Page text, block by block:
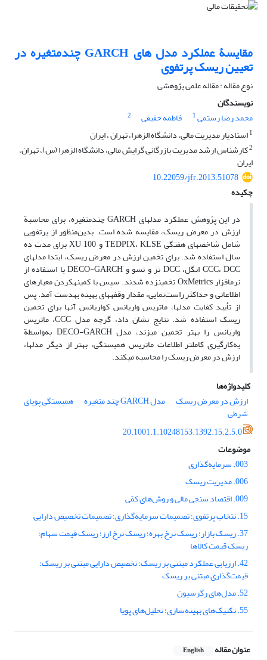
مقایسۀ عملکرد مدل های GARCH چندمتغیره در
تعیین ریسک پرتفوی
نوع مقاله : مقاله علمی پژوهشی
نویسندگان
محمد رضا رستمی1 فاطمه حقیقی
2
1استادیار مدیریت مالی، دانشگاه الزهرا، تهران ، ایران
2کارشناس ارشد مدیریت بازرگانی گرایش مالی، دانشگاه الزهرا (س)، تهران،
ایران
10.22059/jfr.2013.51078
چکیده
در این پژوهش عملکرد مدل­های GARCH چندمتغیره، برای محاسبة
ارزش­ در معرض ­ریسک، مقایسه شده است. بدین‌منظور از پرتفویی
شامل شاخص­های هفتگی TEDPIX، KLSE و 100 XU برای مدت ده
سال استفاده شد. برای تخمین ارزش ­در­ معرض ریسک، ابتدا مدل­های
CCC، DCC انگل، DCC تز و تسو و DECO-GARCH با استفاده از
نرم‎افزار OxMetrics تخمین‎زده شدند. سپس با کمینه‎کردن معیارهای
اطلاعاتی و حداکثر راست‌نمایی، مقدار وقفه­های بهینه به‎دست آمد. پس
از تأیید کفایت مدل­ها، ماتریس واریانس کواریانس آنها برای تخمین
ریسک استفاده شد. نتایج نشان داد، گرچه مدل CCC، ماتریس
واریانس را بهتر تخمین می­زند، مدل DECO-GARCH به‌واسطة
به‌کارگیری کامل­تر اطلاعات ماتریس همبستگی، بهتر از دیگر مدل­ها،
ارزش در معرض ریسک را محاسبه می­کند.
کلیدواژه‌ها
ارزش در معرض ریسک
مدل GARCH چند متغیره همبستگی پویای
شرطی
20.1001.1.10248153.1392.15.2.5.0
موضوعات
003. سرمایه‌گذاری
006. مدیریت ریسک
009. اقتصاد سنجی مالی و روش‌های کمّی
15. نتخاب پرتفوی؛ تصمیمات سرمایه‌گذاری؛ تصمیمات تخصیص دارایی
37. ریسک بازار؛ ریسک نرخ بهره؛ ریسک نرخ ارز؛ ریسک قیمت سهام؛
ریسک قیمت کالاها
42. ارزیابی عملکرد مبتنی بر ریسک؛ تخصیص دارایی مبتنی بر ریسک؛
قیمت‌گذاری مبتنی بر ریسک
52. مدل‌های رگرسیون
55. تکنیک‌های بهینه‌سازی؛ تحلیل‌های پویا
عنوان مقاله English